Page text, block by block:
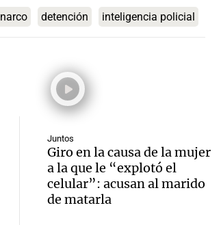
detención inteligencia policial
Juntos
Giro en la causa de la mujer
a la que le “explotó el
celular”: acusan al marido
de matarla